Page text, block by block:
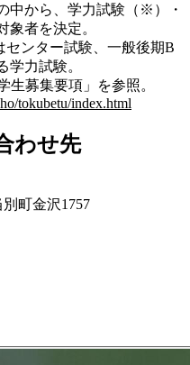
中から、学力試験（※）・
象者を決定。
ンター試験、一般後期B
学力試験。
生募集要項」を参照。
tokubetu/index.html
わせ先
町金沢1757